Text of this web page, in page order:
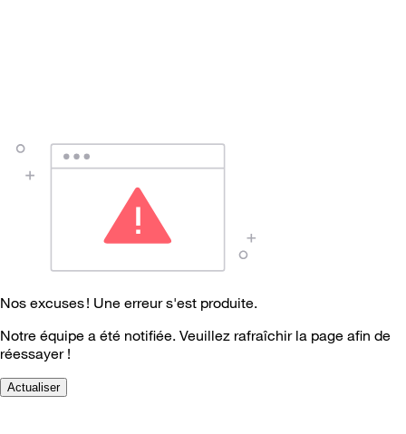
Nos excuses ! Une erreur s'est produite.
Notre équipe a été notifiée. Veuillez rafraîchir la page afin de
réessayer !
Actualiser